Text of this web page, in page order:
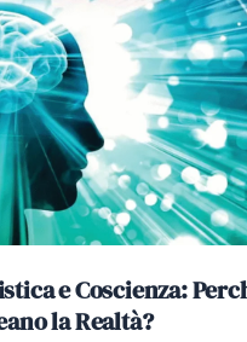
e Coscienza:
la Realtà?